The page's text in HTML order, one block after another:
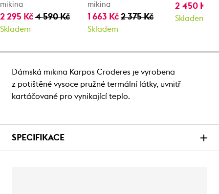
mikina
2 295 Kč 4 590 Kč
Skladem
mikina
1 663 Kč2 375 Kč
Skladem
2 450 Kč
Skladem
Dámská mikina Karpos Croderes je vyrobena
z potištěné vysoce pružné termální látky, uvnitř
kartáčované pro vynikající teplo.
SPECIFIKACE